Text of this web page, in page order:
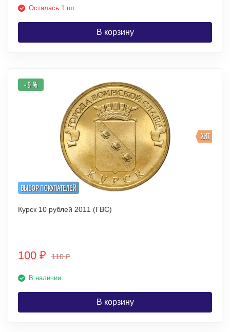
Осталась 1 шт.
В корзину
ВЫБОР ПОКУПАТЕЛЕЙ
ХИТ
- 9 %
Курск 10 рублей 2011 (ГВС)
100 ₽ 110₽
В наличии
В корзину